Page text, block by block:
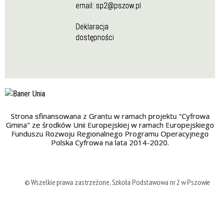
email: sp2@pszow.pl
Deklaracja
dostępności
Strona sfinansowana z Grantu w ramach projektu "Cyfrowa
Gmina" ze środków Unii Europejskiej w ramach Europejskiego
Funduszu Rozwoju Regionalnego Programu Operacyjnego
Polska Cyfrowa na lata 2014-2020.
© Wszelkie prawa zastrzeżone, Szkoła Podstawowa nr 2 w Pszowie